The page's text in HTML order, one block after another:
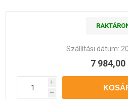
Szállítási dátum:
7 984,00
i
h